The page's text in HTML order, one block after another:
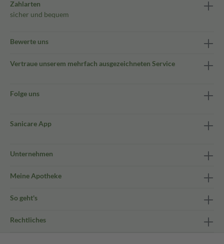
Zahlarten
sicher und bequem
Bewerte uns
Vertraue unserem mehrfach ausgezeichneten Service
Folge uns
Sanicare App
Unternehmen
Meine Apotheke
So geht's
Rechtliches